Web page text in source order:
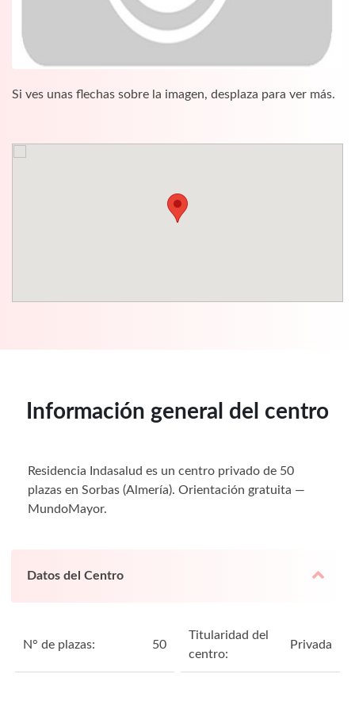
Si ves unas flechas sobre la imagen, desplaza para ver más.
Información general del centro
Residencia Indasalud es un centro privado de 50
plazas en Sorbas (Almería). Orientación gratuita —
MundoMayor.
Datos del Centro
N° de plazas: 50
Titularidad del
centro:
Privada